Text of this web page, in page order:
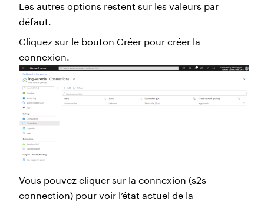
Les autres options restent sur les valeurs par
défaut.
Cliquez sur le bouton Créer pour créer la
connexion.
Vous pouvez cliquer sur la connexion (s2s-
connection) pour voir l’état actuel de la